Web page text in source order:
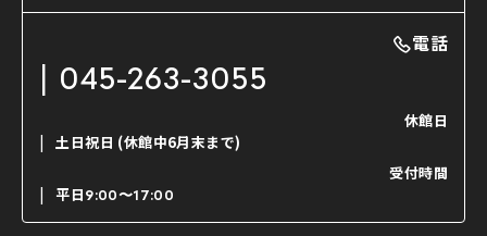
能・狂言の曲目説明
日本の古典芸能
チケット購入方法
ご寄附について
よくいただくご質問
お問い合わせ
電話
045-263-3055
休館日
土日祝日 (休館中6月末まで)
受付時間
平日9:00〜17:00